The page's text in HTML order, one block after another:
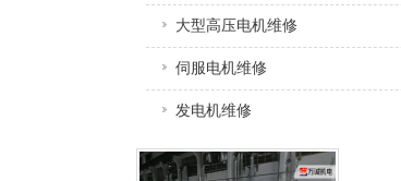
大型高压电机维修
伺服电机维修
发电机维修
充电桩安装